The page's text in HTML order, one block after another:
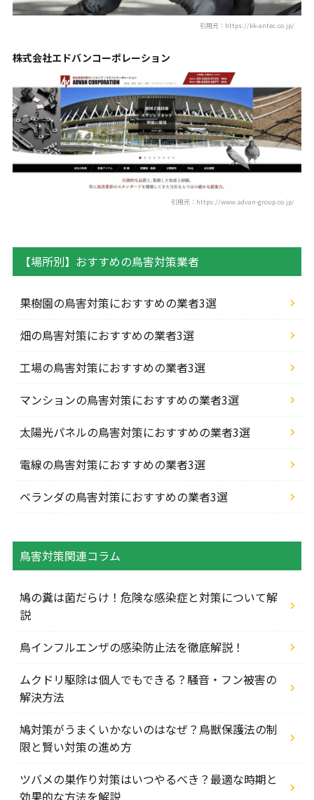
引用元：https://kk-antec.co.jp/
株式会社エドバンコーポレーション
引用元：https://www.advan-group.co.jp/
【場所別】おすすめの鳥害対策業者
果樹園の鳥害対策におすすめの業者3選
畑の鳥害対策におすすめの業者3選
工場の鳥害対策におすすめの業者3選
マンションの鳥害対策におすすめの業者3選
太陽光パネルの鳥害対策におすすめの業者3選
電線の鳥害対策におすすめの業者3選
ベランダの鳥害対策におすすめの業者3選
鳥害対策関連コラム
鳩の糞は菌だらけ！危険な感染症と対策について解
説
鳥インフルエンザの感染防止法を徹底解説！
ムクドリ駆除は個人でもできる？騒音・フン被害の
解決方法
鳩対策がうまくいかないのはなぜ？鳥獣保護法の制
限と賢い対策の進め方
ツバメの巣作り対策はいつやるべき？最適な時期と